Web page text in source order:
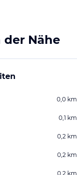
der Nähe
0,0 km
0,1 km
0,2 km
0,2 km
0,2 km